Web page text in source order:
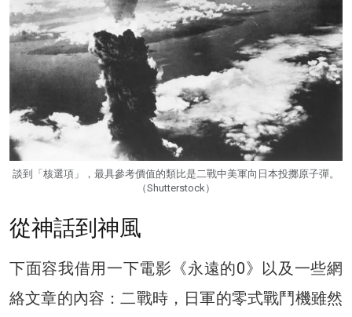
談到「核選項」，最具參考價值的類比是二戰中美軍向日本投擲原子彈。
（Shutterstock）
從神話到神風
下面容我借用一下電影《永遠的0》以及一些網
絡文章的內容：二戰時，日軍的零式戰鬥機雖然